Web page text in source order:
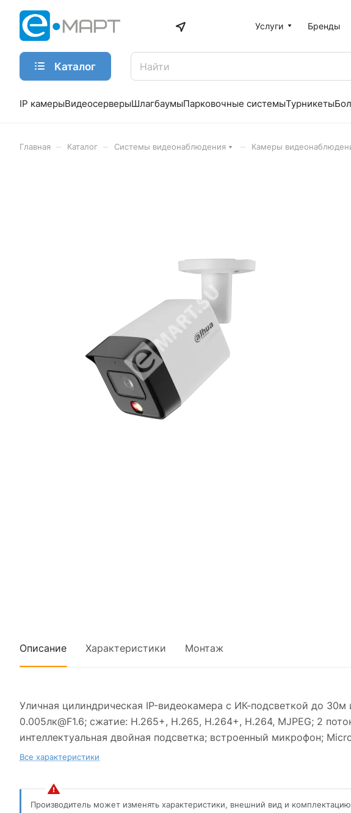
Услуги Бренды
Каталог
IP камерыВидеосерверыШлагбаумыПарковочные системыТурникеты
Главная Каталог Системы видеонаблюдения Камеры
Описание Характеристики Монтаж
Уличная цилиндрическая IP-видеокамера с ИК-подсветкой до
0.005лк@F1.6; сжатие: H.265+, H.265, H.264+, H.264, MJPEG; 2
интеллектуальная двойная подсветка; встроенный микрофон;
Все характеристики
Производитель может изменять характеристики, внешний вид и